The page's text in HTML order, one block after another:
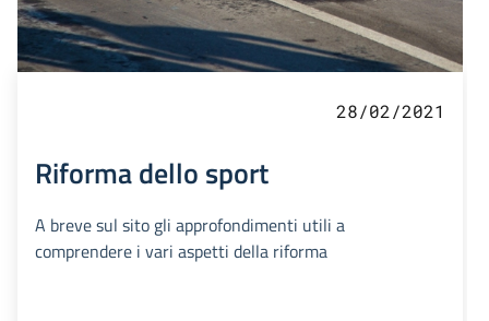
28/02/2021
Riforma dello sport
A breve sul sito gli approfondimenti utili a
comprendere i vari aspetti della riforma